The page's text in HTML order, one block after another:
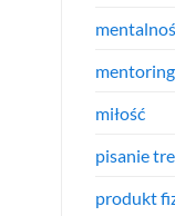
mentoring
miłość
pisanie
produkt